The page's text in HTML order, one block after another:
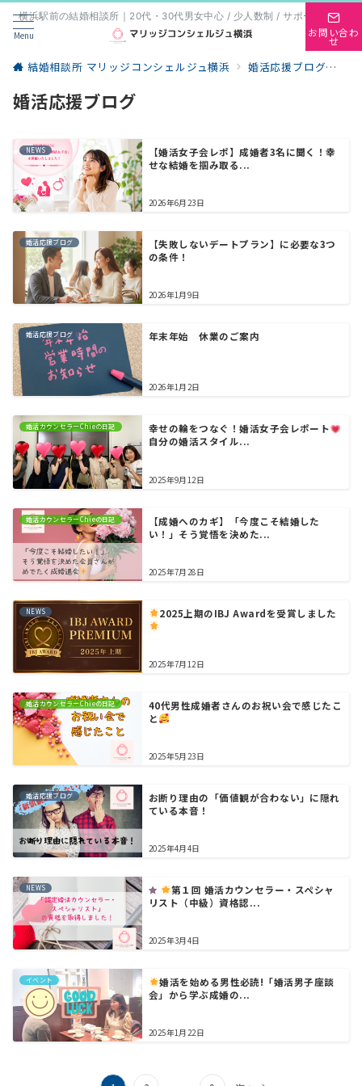
Menu
横浜駅前の結婚相談所｜20代・30代男女中心 / 少人数制 / サポート重視
お問い合わ
せ
結婚相談所 マリッジコンシェルジュ横浜 婚活応援ブログ
婚活応援ブログ
NEWS
【婚活女子会レポ】成婚者3名に聞く！幸
せな結婚を掴み取る...
2026年6月23日
婚活応援ブログ
【失敗しないデートプラン】に必要な3つ
の条件！
2026年1月9日
婚活応援ブログ 年末年始 休業のご案内
2026年1月2日
婚活カウンセラーChieの日記
幸せの輪をつなぐ！婚活女子会レポート
自分の婚活スタイル...
2025年9月12日
婚活カウンセラーChieの日記
【成婚へのカギ】「今度こそ結婚した
い！」そう覚悟を決めた...
2025年7月28日
NEWS 2025上期のIBJ Awardを受賞しました
2025年7月12日
婚活カウンセラーChieの日記
40代男性成婚者さんのお祝い会で感じたこ
と
2025年5月23日
婚活応援ブログ
お断り理由の「価値観が合わない」に隠れ
ている本音！
2025年4月4日
NEWS
第１回 婚活カウンセラー・スペシャ
リスト（中級）資格認...
2025年3月4日
イベント
婚活を始める男性必読!「婚活男子座談
会」から学ぶ成婚の...
2025年1月22日